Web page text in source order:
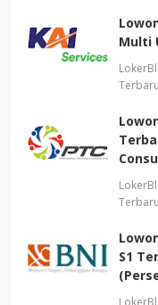
Multi
S1